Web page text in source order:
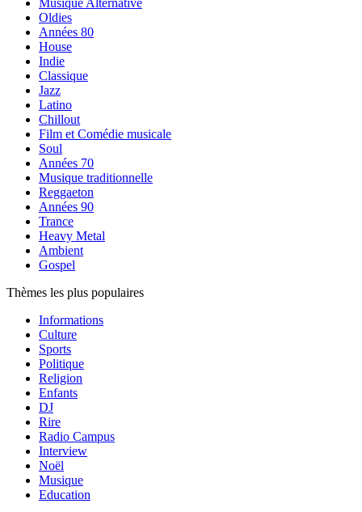
Musique Alternative
Oldies
Années 80
House
Indie
Classique
Jazz
Latino
Chillout
Film et Comédie musicale
Soul
Années 70
Musique traditionnelle
Reggaeton
Années 90
Trance
Heavy Metal
Ambient
Gospel
Thèmes les plus populaires
Informations
Culture
Sports
Politique
Religion
Enfants
DJ
Rire
Radio Campus
Interview
Noël
Musique
Education